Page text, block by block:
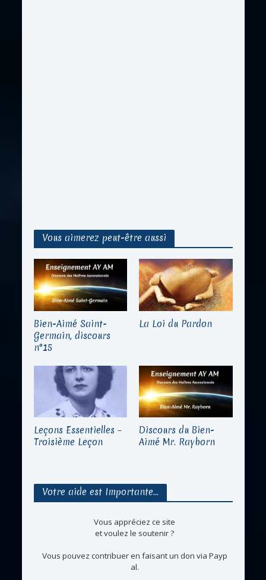
Vous aimerez peut-être aussi
Bien-Aimé Saint-
Germain, discours
n°15
La Loi du Pardon
Leçons Essentielles –
Troisième Leçon
Discours du Bien-
Aimé Mr. Rayborn
Votre aide est Importante…
Vous appréciez ce site
et voulez le soutenir ?
Vous pouvez contribuer en faisant un don via Payp
al.